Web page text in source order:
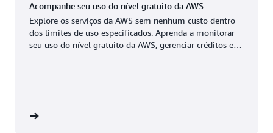
Houston, Texas
Jacksonville, Flórida
San José, Califórnia
Seattle, Washington
Acompanhe seu uso do nível gratuito da AWS
Explore os serviços da AWS sem nenhum custo dentro
dos limites de uso especificados. Aprenda a monitorar
seu uso do nível gratuito da AWS, gerenciar créditos e